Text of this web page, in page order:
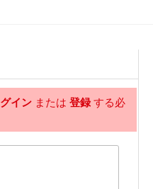
第175話
1ヶ月前
イン または 登録する必